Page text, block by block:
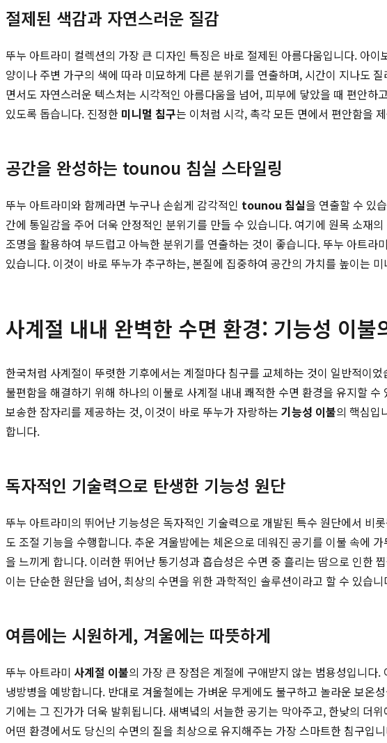
절제된 색감과 자연스러운 질감
뚜누 아트라미 컬렉션의 가장 큰 디자인 특징은 바로 절제된 아름다움입니다. 아
양이나 주변 가구의 색에 따라 미묘하게 다른 분위기를 연출하며, 시간이 지나도
면서도 자연스러운 텍스처는 시각적인 아름다움을 넘어, 피부에 닿았을 때 편안
있도록 돕습니다. 진정한 미니멀 침구는 이처럼 시각, 촉각 모든 면에서 편안함을
공간을 완성하는 tounou 침실 스타일링
뚜누 아트라미와 함께라면 누구나 손쉽게 감각적인 tounou 침실을 연출할 수 있
간에 통일감을 주어 더욱 안정적인 분위기를 만들 수 있습니다. 여기에 원목 소재
조명을 활용하여 부드럽고 아늑한 분위기를 연출하는 것이 좋습니다. 뚜누 아트
있습니다. 이것이 바로 뚜누가 추구하는, 본질에 집중하여 공간의 가치를 높이는
사계절 내내 완벽한 수면 환경: 기능성 이불
한국처럼 사계절이 뚜렷한 기후에서는 계절마다 침구를 교체하는 것이 일반적이
불편함을 해결하기 위해 하나의 이불로 사계절 내내 쾌적한 수면 환경을 유지할 수
보송한 잠자리를 제공하는 것, 이것이 바로 뚜누가 자랑하는 기능성 이불의 핵심입
합니다.
독자적인 기술력으로 탄생한 기능성 원단
뚜누 아트라미의 뛰어난 기능성은 독자적인 기술력으로 개발된 특수 원단에서 비
도 조절 기능을 수행합니다. 추운 겨울밤에는 체온으로 데워진 공기를 이불 속에
을 느끼게 합니다. 이러한 뛰어난 통기성과 흡습성은 수면 중 흘리는 땀으로 인한
이는 단순한 원단을 넘어, 최상의 수면을 위한 과학적인 솔루션이라고 할 수 있습니
여름에는 시원하게, 겨울에는 따뜻하게
뚜누 아트라미 사계절 이불의 가장 큰 장점은 계절에 구애받지 않는 범용성입니다
냉방병을 예방합니다. 반대로 겨울철에는 가벼운 무게에도 불구하고 놀라운 보온
기에는 그 진가가 더욱 발휘됩니다. 새벽녘의 서늘한 공기는 막아주고, 한낮의 더
어떤 환경에서도 당신의 수면의 질을 최상으로 유지해주는 가장 스마트한 침구입